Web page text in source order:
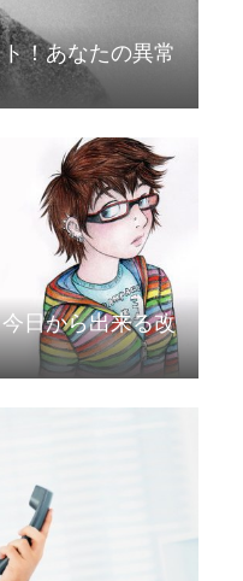
！あなたの異常
日から出来る改